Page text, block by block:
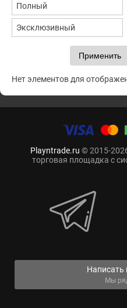
Полный
Эксклюзивный
Нет элементов для
Playntrade.ru © 2015-
торговая площадка с
Написать
Мы